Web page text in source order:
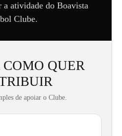
a atividade do Boavista
Clube.
QUER
de apoiar o Clube.